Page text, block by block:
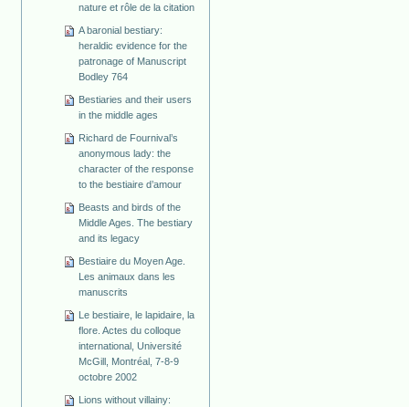
nature et rôle de la citation
A baronial bestiary:
heraldic evidence for the
patronage of Manuscript
Bodley 764
Bestiaries and their users
in the middle ages
Richard de Fournival’s
anonymous lady: the
character of the response
to the bestiaire d’amour
Beasts and birds of the
Middle Ages. The bestiary
and its legacy
Bestiaire du Moyen Age.
Les animaux dans les
manuscrits
Le bestiaire, le lapidaire, la
flore. Actes du colloque
international, Université
McGill, Montréal, 7-8-9
octobre 2002
Lions without villainy: